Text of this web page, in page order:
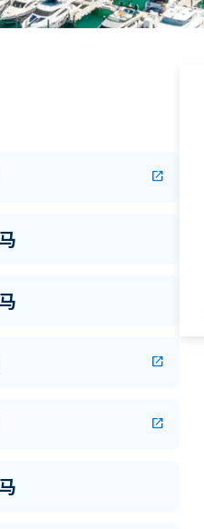
open_in_new
open_in_new
open_in_new